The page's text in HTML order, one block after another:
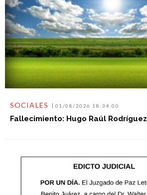
SOCIALES 01/08/2026 18:34:00
Fallecimiento: Hugo Raúl Rodríguez